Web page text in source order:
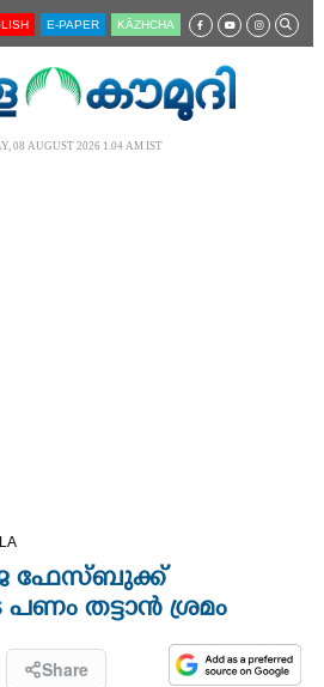
E-PAPER KĀZHCHA
08 AUGUST 2026 1.04 AM IST
ഫേസ്ബുക്ക്
തട്ടാൻ ശ്രമം
Share